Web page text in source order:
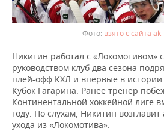
взято с сайта
Никитин работал с «Локомотивом»
руководством клуб два сезона
плей-офф КХЛ и впервые в
Кубок Гагарина. Ранее тренер
Континентальной хоккейной лиге
году. По слухам, Никитин
ухода из «Локомотива».